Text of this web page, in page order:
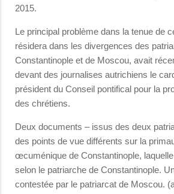
2015.
Le principal problème dans la tenue de
résidera dans les divergences des
Constantinople et de Moscou, avait
devant des journalises autrichiens le
président du Conseil pontifical pour la
des chrétiens.
Deux documents – issus des deux
des points de vue différents sur la
œcuménique de Constantinople,
selon le patriarche de Constantinople.
contestée par le patriarcat de Moscou.